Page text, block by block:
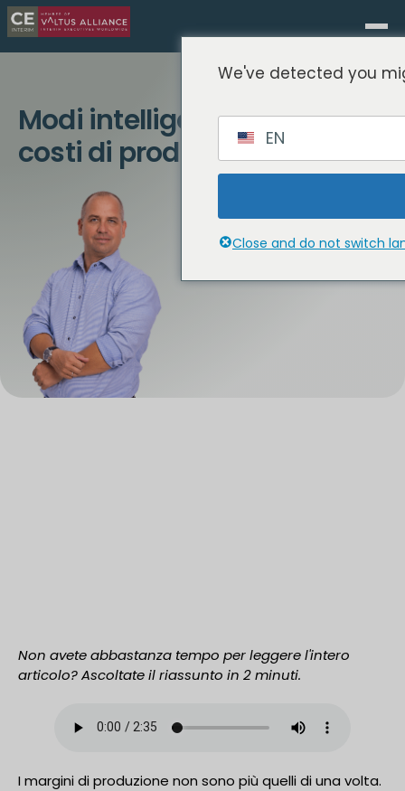
Modi intelligenti per ridurre i
costi di produzione nel 2025
Non avete abbastanza tempo per leggere l'intero
articolo? Ascoltate il riassunto in 2 minuti.
I margini di produzione non sono più quelli di una volta.
We've detected you
EN
Close and do not switch